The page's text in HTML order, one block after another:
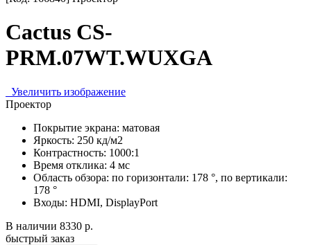
Cactus CS-
PRM.07WT.WUXGA
Увеличить изображение
Проектор
Покрытие экрана: матовая
Яркость: 250 кд/м2
Контрастность: 1000:1
Время отклика: 4 мс
Область обзора: по горизонтали: 178 °, по вертикали:
178 °
Входы: HDMI, DisplayPort
В наличии 8330 р.
быстрый заказ